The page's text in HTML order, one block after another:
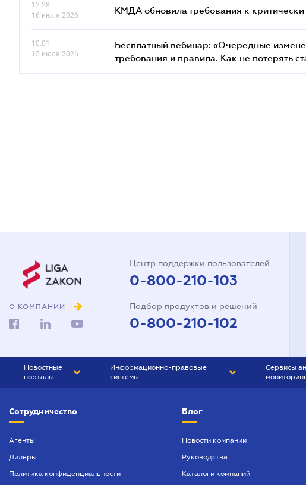
12.28
16 июля 2026
КМДА обновила требования к
10.01
15 июля 2026
Бесплатный вебинар: «Очередные
требования и правила. Как не потерять
О КОМПАНИИ
Центр поддержки пользователей
0-800-210-103
Подбор продуктов и решений
0-800-210-102
Новостные
порталы
БИЗНЕС
Информационно-правовые
системы
БУХГАЛТЕР ПРОФ
ЮРИСТ ПРОФ
Сервисы
Сотрудничество
Агенты
Дилеры
Политика конфиденциальности
Блог
Новости компании
Руководства
Каталоги компаний